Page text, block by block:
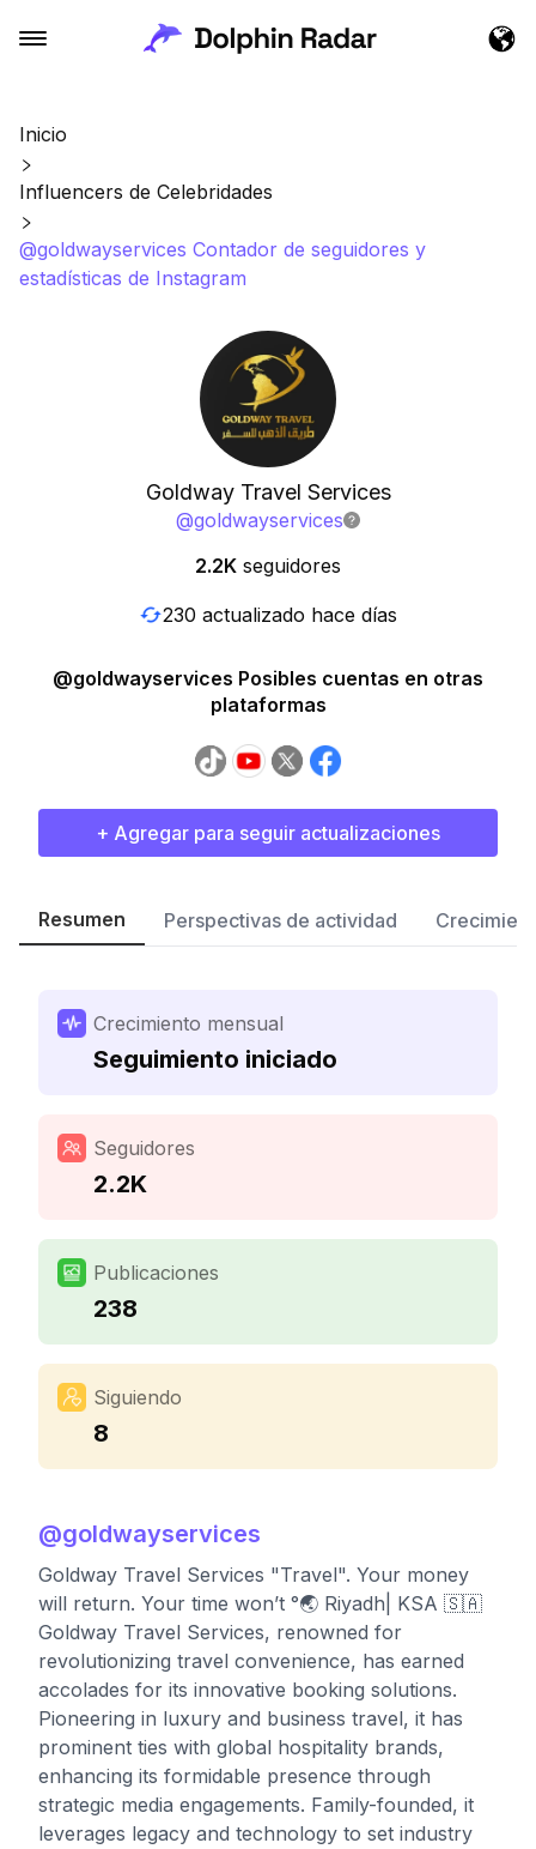
Inicio
Influencers de Celebridades
@goldwayservices Contador de seguidores y
estadísticas de Instagram
Goldway Travel Services
@goldwayservices
2.2K seguidores
230 actualizado hace días
@goldwayservices Posibles cuentas en otras
plataformas
+ Agregar para seguir actualizaciones
Resumen Perspectivas de actividad
Crecimiento mensual
Seguimiento iniciado
Seguidores
2.2K
Publicaciones
238
Siguiendo
8
@goldwayservices
Goldway Travel Services "Travel". Your money
will return. Your time won’t °🌏 Riyadh| KSA 🇸🇦
Goldway Travel Services, renowned for
revolutionizing travel convenience, has earned
accolades for its innovative booking solutions.
Pioneering in luxury and business travel, it has
prominent ties with global hospitality brands,
enhancing its formidable presence through
strategic media engagements. Family-founded, it
leverages legacy and technology to set industry